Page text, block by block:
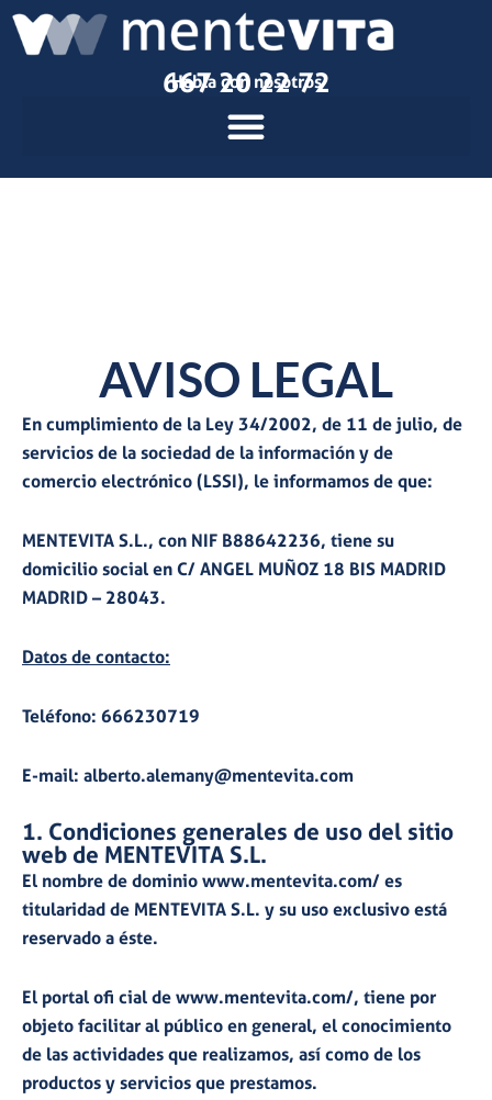
Habla con nosotros
667 20 22 72
AVISO LEGAL
En cumplimiento de la Ley 34/2002, de 11 de julio, de
servicios de la sociedad de la información y de
comercio electrónico (LSSI), le informamos de que:
MENTEVITA S.L., con NIF B88642236, tiene su
domicilio social en C/ ANGEL MUÑOZ 18 BIS MADRID
MADRID – 28043.
Datos de contacto:
Teléfono: 666230719
E-mail: alberto.alemany@mentevita.com
1. Condiciones generales de uso del sitio
web de MENTEVITA S.L.
El nombre de dominio www.mentevita.com/ es
titularidad de MENTEVITA S.L. y su uso exclusivo está
reservado a éste.
El portal ofi cial de www.mentevita.com/, tiene por
objeto facilitar al público en general, el conocimiento
de las actividades que realizamos, así como de los
productos y servicios que prestamos.